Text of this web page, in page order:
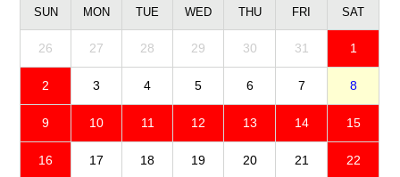
SUN MON TUE WED THU FRI SAT
26 27 28 29 30 31 1
2 3 4 5 6 7 8
9 10 11 12 13 14 15
16 17 18 19 20 21 22